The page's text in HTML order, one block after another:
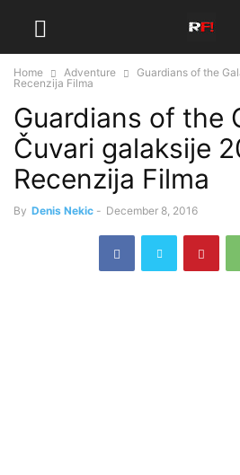
Home Adventure
Guardians of the
Recenzija Filma
Guardians of the
Čuvari galaksije
Recenzija Filma
By Denis Nekic - December 8, 2016